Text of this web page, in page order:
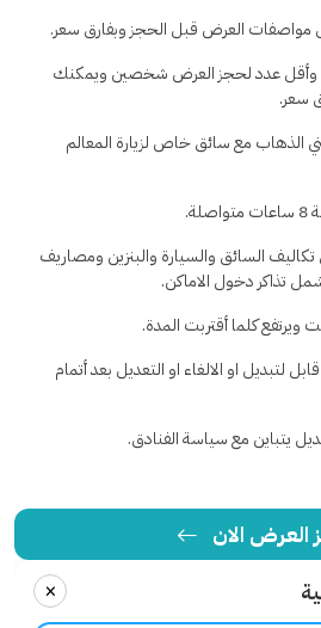
مواصفات العرض قبل الحجز وبفارق سعر.
وأقل عدد لحجز العرض شخصين ويمكنك
سعر.
الذهاب مع سائق خاص لزيارة المعالم
السائق والسيارة والبنزين ومصاريف
تذاكر دخول الاماكن.
ويرتفع كلما أقتربت المدة.
لتبديل او الالغاء او التعديل بعد أتمام
يتباين مع سياسة الفنادق.
العرض الان
×